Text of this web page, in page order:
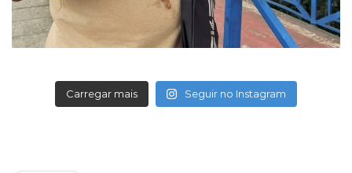
Carregar mais Seguir no Instagram